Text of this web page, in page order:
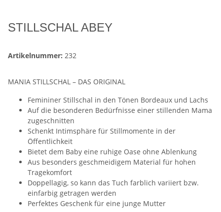
STILLSCHAL ABEY
Artikelnummer: 232
MANIA STILLSCHAL – DAS ORIGINAL
Femininer Stillschal in den Tönen Bordeaux und Lachs
Auf die besonderen Bedürfnisse einer stillenden Mama
zugeschnitten
Schenkt Intimsphäre für Stillmomente in der
Öffentlichkeit
Bietet dem Baby eine ruhige Oase ohne Ablenkung
Aus besonders geschmeidigem Material für hohen
Tragekomfort
Doppellagig, so kann das Tuch farblich variiert bzw.
einfarbig getragen werden
Perfektes Geschenk für eine junge Mutter